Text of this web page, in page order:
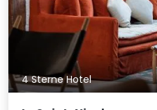
4 Sterne Hotel